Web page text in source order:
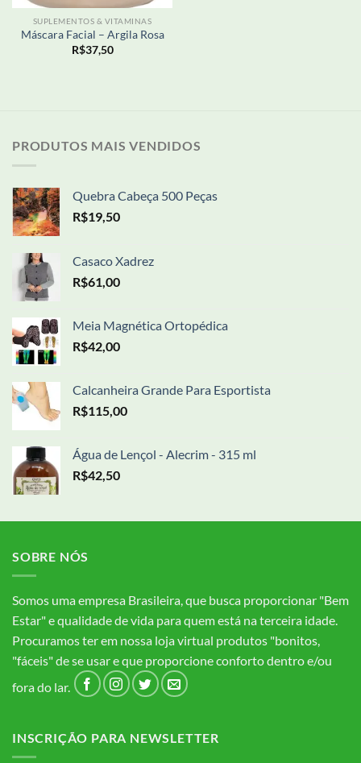
SUPLEMENTOS & VITAMINAS
Máscara Facial – Argila Rosa
R$37,50
PRODUTOS MAIS VENDIDOS
Quebra Cabeça 500 Peças
R$19,50
Casaco Xadrez
R$61,00
Meia Magnética Ortopédica
R$42,00
Calcanheira Grande Para Esportista
R$115,00
Água de Lençol - Alecrim - 315 ml
R$42,50
SOBRE NÓS
Somos uma empresa Brasileira, que busca proporcionar "Bem
Estar" e qualidade de vida para quem está na terceira idade.
Procuramos ter em nossa loja virtual produtos "bonitos,
"fáceis" de se usar e que proporcione conforto dentro e/ou
fora do lar.
INSCRIÇÃO PARA NEWSLETTER